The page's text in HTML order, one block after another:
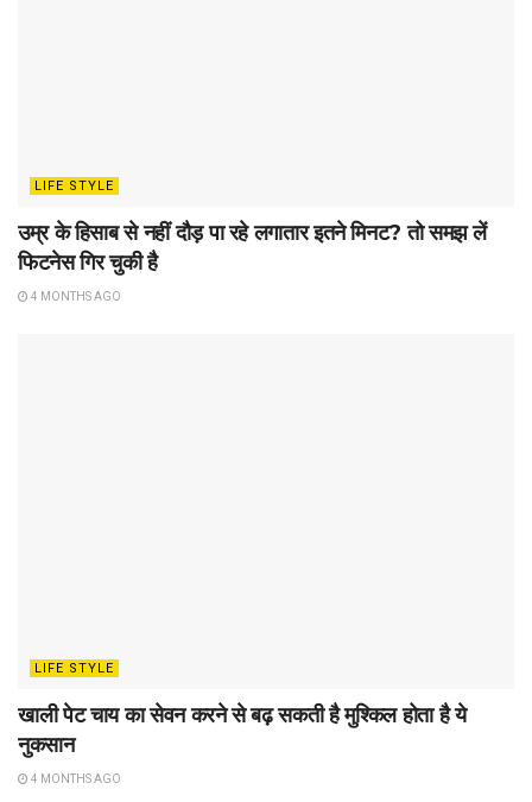
LIFE STYLE
उम्र के हिसाब से नहीं दौड़ पा रहे लगातार इतने मिनट? तो समझ लें
फिटनेस गिर चुकी है
4 MONTHS AGO
LIFE STYLE
खाली पेट चाय का सेवन करने से बढ़ सकती है मुश्किल होता है ये
नुकसान
4 MONTHS AGO